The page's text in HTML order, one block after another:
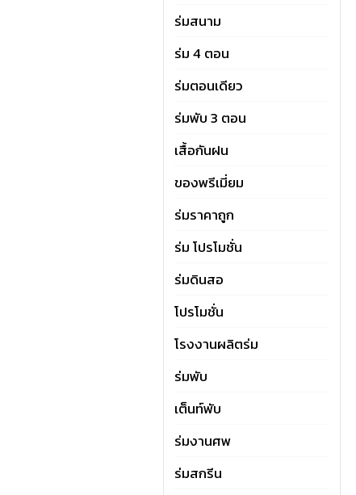
ร่มสนาม
ร่ม 4 ตอน
ร่มตอนเดียว
ร่มพับ 3 ตอน
เสื้อกันฝน
ของพรีเมี่ยม
ร่มราคาถูก
ร่ม โปรโมชั่น
ร่มดินสอ
โปรโมชั่น
โรงงานผลิตร่ม
ร่มพับ
เต็นท์พับ
ร่มงานศพ
ร่มสกรีน